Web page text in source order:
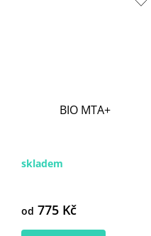
BIO MTA+
skladem
od 775 Kč